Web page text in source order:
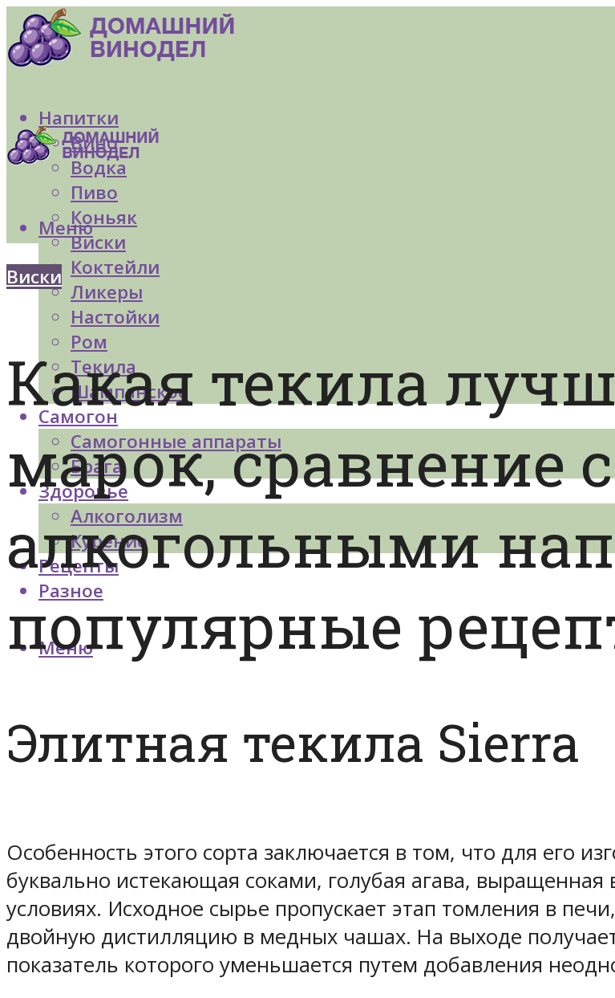
Напитки
Вино
Водка
Пиво
Коньяк
Виски
Коктейли
Ликеры
Настойки
Ром
Текила
Шампанское
Самогон
Самогонные аппараты
Брага
Здоровье
Алкоголизм
Курение
Рецепты
Разное
Меню
Меню
Виски
Какая текила
марок, сравнение
алкогольными
популярные
Элитная текила Sierra
Особенность этого сорта заключается в том, что для его
буквально истекающая соками, голубая агава,
условиях. Исходное сырье пропускает этап томления в
двойную дистилляцию в медных чашах. На выходе
показатель которого уменьшается путем добавления